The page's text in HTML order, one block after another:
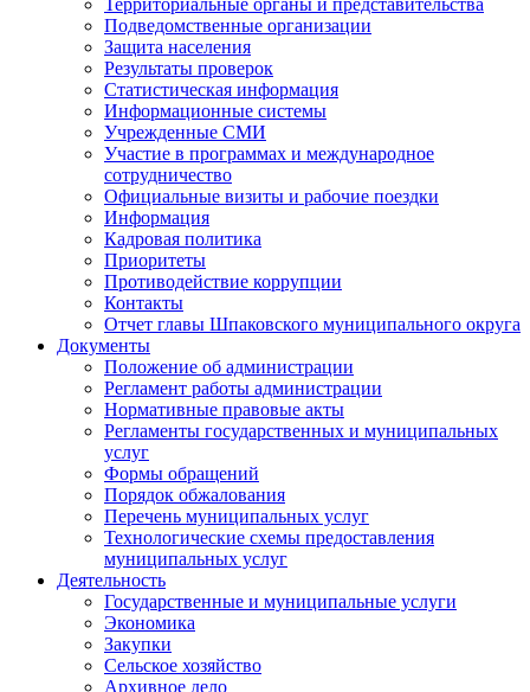
Территориальные органы и представительства
Подведомственные организации
Защита населения
Результаты проверок
Статистическая информация
Информационные системы
Учрежденные СМИ
Участие в программах и международное
сотрудничество
Официальные визиты и рабочие поездки
Информация
Кадровая политика
Приоритеты
Противодействие коррупции
Контакты
Отчет главы Шпаковского муниципального округа
Документы
Положение об администрации
Регламент работы администрации
Нормативные правовые акты
Регламенты государственных и муниципальных
услуг
Формы обращений
Порядок обжалования
Перечень муниципальных услуг
Технологические схемы предоставления
муниципальных услуг
Деятельность
Государственные и муниципальные услуги
Экономика
Закупки
Сельское хозяйство
Архивное дело